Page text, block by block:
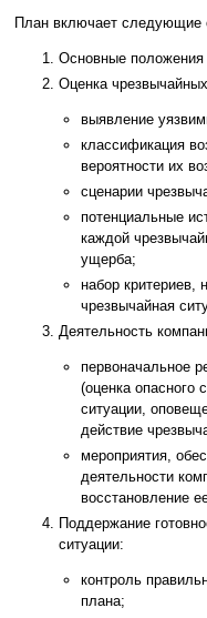
План включает следующие
Основные положения
Оценка
выявление
классификация
вероятности их
сценарии
потенциальные
каждой
ущерба;
набор критериев,
чрезвычайная
Деятельность
первоначальное
(оценка опасного
ситуации,
действие
мероприятия,
деятельности
восстановление
Поддержание
ситуации:
контроль
плана;